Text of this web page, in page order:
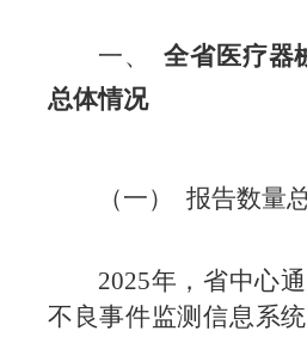
一、 全省医疗器
总体情况
（一） 报告数量
2025年，省中心
不良事件监测信息系